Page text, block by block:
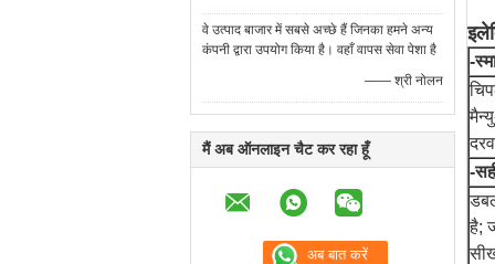
वे उत्पाद बाजार में सबसे अच्छे हैं जिनका हमने अन्य
कंपनी द्वारा उपयोग किया है। वहाँ वापस सेवा पेशा है
—— श्री नोलन
मैं अब ऑनलाइन चैट कर रहा हूँ
-
-
है;